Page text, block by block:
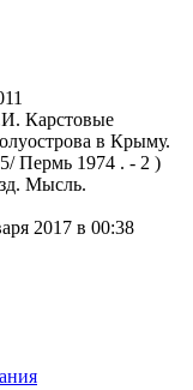
Карстовые
в Крыму.
Пермь 1974 . - 2 )
Мысль.
2017 в 00:38